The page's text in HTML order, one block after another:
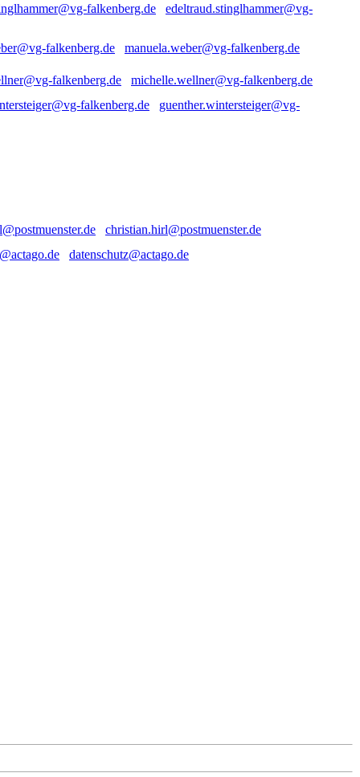
edeltraud.stinglhammer@vg-
manuela.weber@vg-falkenberg.de
michelle.wellner@vg-falkenberg.de
guenther.wintersteiger@vg-
christian.hirl@postmuenster.de
datenschutz@actago.de